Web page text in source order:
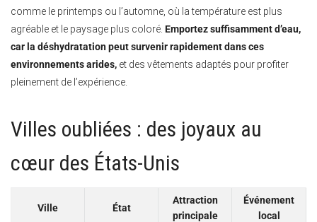
comme le printemps ou l’automne, où la température est plus
agréable et le paysage plus coloré. Emportez suffisamment d’eau,
car la déshydratation peut survenir rapidement dans ces
environnements arides, et des vêtements adaptés pour profiter
pleinement de l’expérience.
Villes oubliées : des joyaux au
cœur des États-Unis
Ville État
Attraction
principale
Événement
local